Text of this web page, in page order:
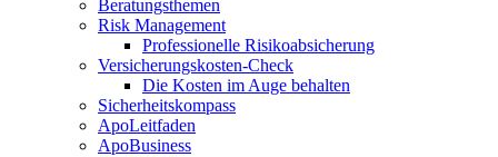
Beratungsthemen
Risk Management
Professionelle Risikoabsicherung
Versicherungskosten-Check
Die Kosten im Auge behalten
Sicherheitskompass
ApoLeitfaden
ApoBusiness